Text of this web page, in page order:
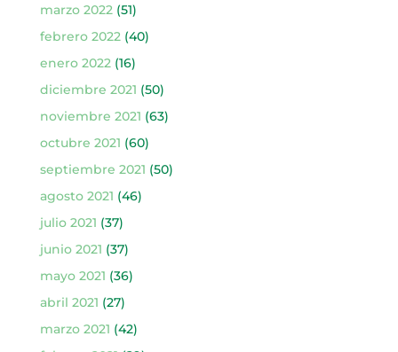
marzo 2022(51)
febrero 2022(40)
enero 2022(16)
diciembre 2021 (50)
noviembre 2021 (63)
octubre 2021 (60)
septiembre 2021 (50)
agosto 2021 (46)
julio 2021 (37)
junio 2021 (37)
mayo 2021 (36)
abril 2021 (27)
marzo 2021 (42)